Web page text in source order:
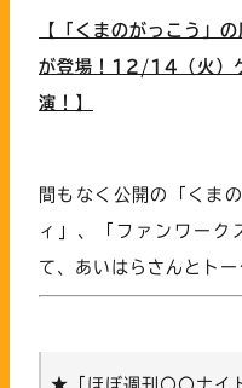
【「くまのがっこう」
が登場！12/14（火）
演！】
間もなく公開の「くま
ィ」、「ファンワーク
て、あいはらさんとト
★「ほぼ週刊〇〇ナイ